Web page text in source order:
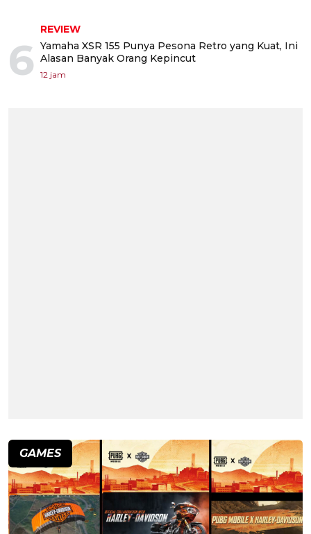
6
REVIEW
Yamaha XSR 155 Punya Pesona Retro yang Kuat, Ini
Alasan Banyak Orang Kepincut
12 jam
GAMES